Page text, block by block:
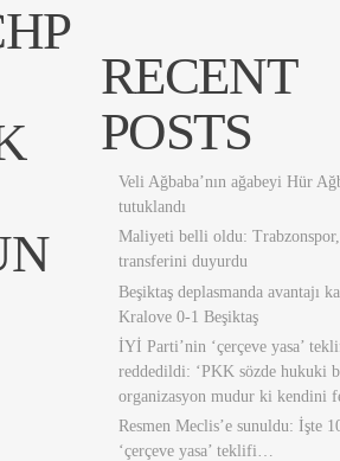
RECENT
POSTS
Veli Ağbaba’nın ağabeyi Hür
tutuklandı
Maliyeti belli oldu:
transferini duyurdu
Beşiktaş deplasmanda avantajı
Kralove 0-1 Beşiktaş
İYİ Parti’nin ‘çerçeve yasa’
reddedildi: ‘PKK sözde hukuki
organizasyon mudur ki kendini
Resmen Meclis’e sunuldu: İşte
‘çerçeve yasa’ teklifi…